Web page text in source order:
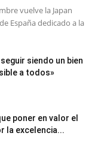
vuelve la Japan
España dedicado a la
siendo un bien
a todos»
poner en valor el
la excelencia...